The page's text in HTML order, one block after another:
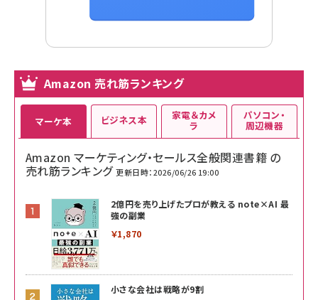
Amazon 売れ筋ランキング
マーケ本
Amazon マーケティング・セールス全般関連書籍 の
売れ筋ランキング 更新日時：2026/06/26 19:00
2億円を売り上げたプロが教える note×AI 最
強の副業
￥1,870
小さな会社は戦略が9割
ビジネス本 家電＆カメ
ラ
パソコン・
周辺機器